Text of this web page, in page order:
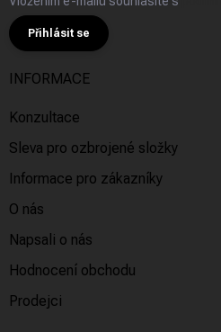
Přihlásit se
INFORMACE
Konzultace
Sleva pro ozbrojené složky
Informace pro zákazníky
O nás
Napsali o nás
Hodnocení obchodu
Prodejci